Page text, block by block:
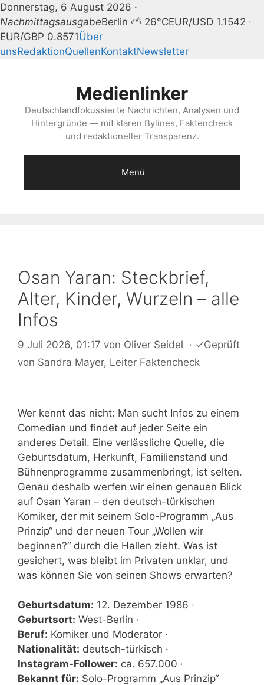
Donnerstag, 6 August 2026 ·
NachmittagsausgabeBerlin ⛅ 26°CEUR/USD 1.1542 ·
EUR/GBP 0.8571Über
unsRedaktionQuellenKontaktNewsletter
Medienlinker
Deutschlandfokussierte Nachrichten, Analysen und
Hintergründe — mit klaren Bylines, Faktencheck
und redaktioneller Transparenz.
Menü
Osan Yaran: Steckbrief,
Alter, Kinder, Wurzeln – alle
Infos
9 Juli 2026, 01:17 von Oliver Seidel · ✓Geprüft
von Sandra Mayer, Leiter Faktencheck
Wer kennt das nicht: Man sucht Infos zu einem
Comedian und findet auf jeder Seite ein
anderes Detail. Eine verlässliche Quelle, die
Geburtsdatum, Herkunft, Familienstand und
Bühnenprogramme zusammenbringt, ist selten.
Genau deshalb werfen wir einen genauen Blick
auf Osan Yaran – den deutsch-türkischen
Komiker, der mit seinem Solo-Programm „Aus
Prinzip“ und der neuen Tour „Wollen wir
beginnen?“ durch die Hallen zieht. Was ist
gesichert, was bleibt im Privaten unklar, und
was können Sie von seinen Shows erwarten?
Geburtsdatum: 12. Dezember 1986 ·
Geburtsort: West-Berlin ·
Beruf: Komiker und Moderator ·
Nationalität: deutsch-türkisch ·
Instagram-Follower: ca. 657.000 ·
Bekannt für: Solo-Programm „Aus Prinzip“